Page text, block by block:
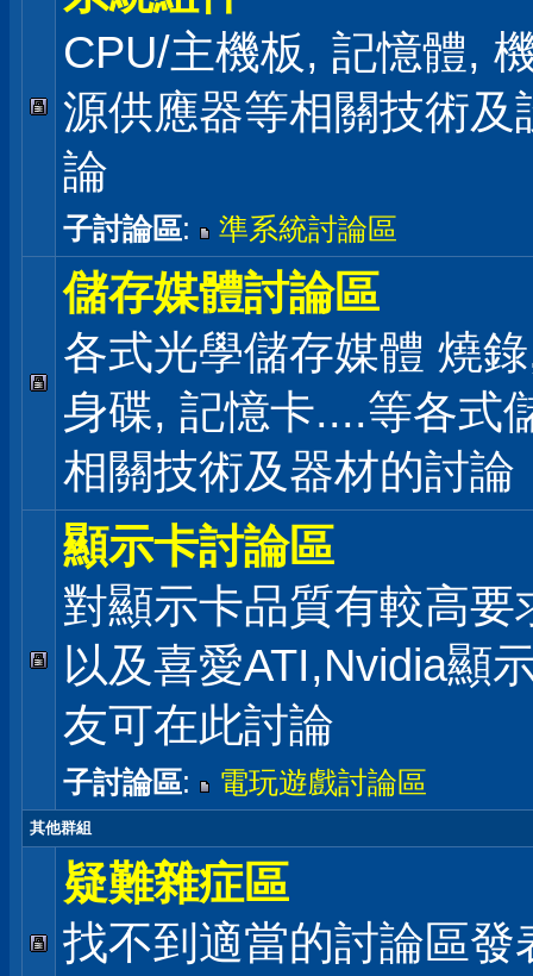
CPU/主機板, 記憶體,
源供應器等相關技術及
論
子討論區: 準系統討論區
儲存媒體討論區
各式光學儲存媒體 燒
身碟, 記憶卡....等各式
相關技術及器材的討論
顯示卡討論區
對顯示卡品質有較高要
以及喜愛ATI,Nvidia顯
友可在此討論
子討論區: 電玩遊戲討論區
其他群組
疑難雜症區
找不到適當的討論區發